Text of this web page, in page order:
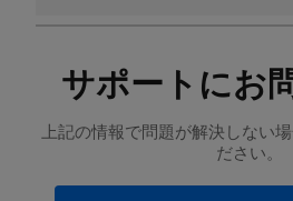
サポートにお
上記の情報で問題が解決しない
ださい。